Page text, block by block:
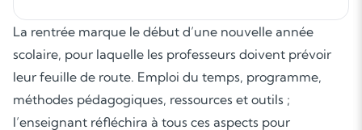
La rentrée marque le début d’une nouvelle année
scolaire, pour laquelle les professeurs doivent prévoir
leur feuille de route. Emploi du temps, programme,
méthodes pédagogiques, ressources et outils ;
l’enseignant réfléchira à tous ces aspects pour